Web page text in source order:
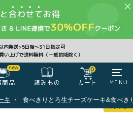
内発送>5日後〜31日指定可
い上げで送料無料（一部地域除く）
商品 読みもの
0
カート MENU
CLOSE
0
キ 食べきりとろ生チーズケーキ&食べき